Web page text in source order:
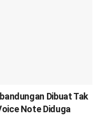
Dibuat Tak
Note Diduga